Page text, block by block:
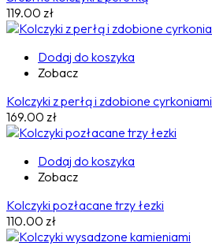
119.00 zł
Dodaj do koszyka
Zobacz
Kolczyki z perłą i zdobione cyrkoniami
169.00 zł
Dodaj do koszyka
Zobacz
Kolczyki pozłacane trzy łezki
110.00 zł